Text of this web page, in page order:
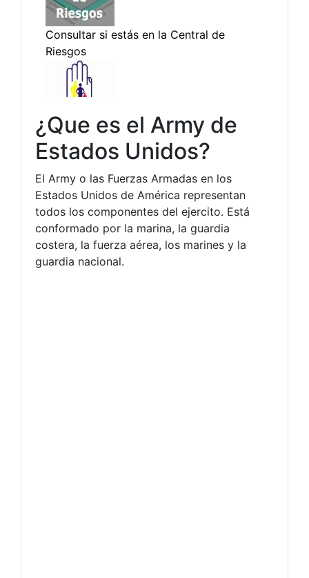
¿Que es el Army de
Estados Unidos?
El Army o las Fuerzas Armadas en los
Estados Unidos de América representan
todos los componentes del ejercito. Está
conformado por la marina, la guardia
costera, la fuerza aérea, los marines y la
guardia nacional.